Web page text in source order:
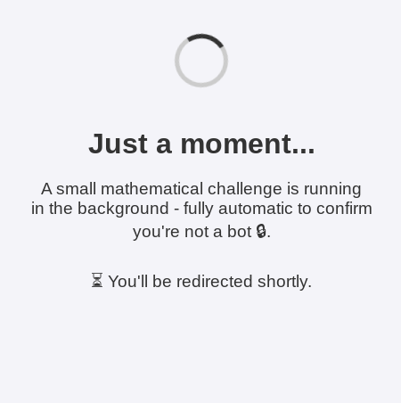
Just a moment...
A small mathematical challenge is running
in the background - fully automatic to confirm
you're not a bot 🔒.
⏳ You'll be redirected shortly.